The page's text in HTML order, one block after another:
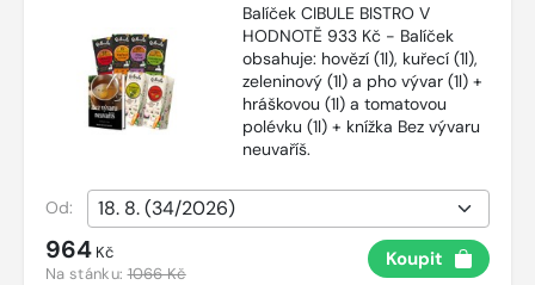
Balíček CIBULE BISTRO V
HODNOTĚ 933 Kč - Balíček
obsahuje: hovězí (1l), kuřecí (1l),
zeleninový (1l) a pho vývar (1l) +
hráškovou (1l) a tomatovou
polévku (1l) + knížka Bez vývaru
neuvaříš.
Od:
964 Kč
Na stánku:1066 Kč
Koupit